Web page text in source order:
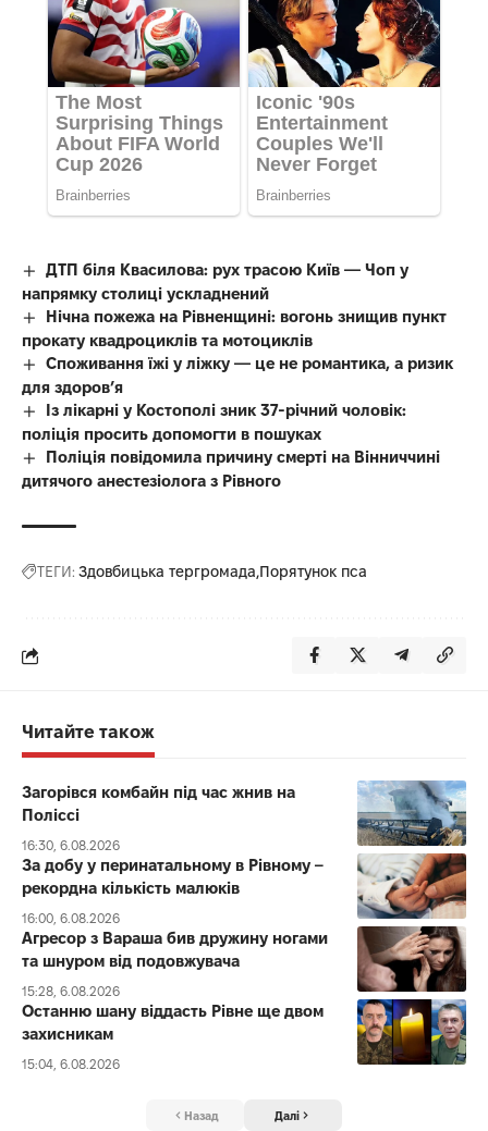
ДТП біля Квасилова: рух трасою Київ — Чоп у
напрямку столиці ускладнений
Нічна пожежа на Рівненщині: вогонь знищив пункт
прокату квадроциклів та мотоциклів
Споживання їжі у ліжку — це не романтика, а ризик
для здоров’я
Із лікарні у Костополі зник 37-річний чоловік:
поліція просить допомогти в пошуках
Поліція повідомила причину смерті на Вінниччині
дитячого анестезіолога з Рівного
ТЕГИ: Здовбицька тергромада Порятунок пса
Читайте також
Загорівся комбайн під час жнив на
Поліссі
16:30, 6.08.2026
За добу у перинатальному в Рівному –
рекордна кількість малюків
16:00, 6.08.2026
Агресор з Вараша бив дружину ногами
та шнуром від подовжувача
15:28, 6.08.2026
Останню шану віддасть Рівне ще двом
захисникам
15:04, 6.08.2026
Назад Далі